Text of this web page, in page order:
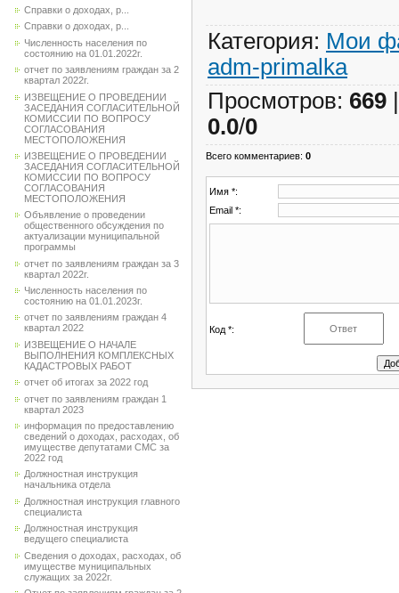
Справки о доходах, р...
Справки о доходах, р...
Численность населения по
состоянию на 01.01.2022г.
отчет по заявлениям граждан за 2
квартал 2022г.
ИЗВЕЩЕНИЕ О ПРОВЕДЕНИИ
ЗАСЕДАНИЯ СОГЛАСИТЕЛЬНОЙ
КОМИССИИ ПО ВОПРОСУ
СОГЛАСОВАНИЯ
МЕСТОПОЛОЖЕНИЯ
ИЗВЕЩЕНИЕ О ПРОВЕДЕНИИ
ЗАСЕДАНИЯ СОГЛАСИТЕЛЬНОЙ
КОМИССИИ ПО ВОПРОСУ
СОГЛАСОВАНИЯ
МЕСТОПОЛОЖЕНИЯ
Объявление о проведении
общественного обсуждения по
актуализации муниципальной
программы
отчет по заявлениям граждан за 3
квартал 2022г.
Численность населения по
состоянию на 01.01.2023г.
отчет по заявлениям граждан 4
квартал 2022
ИЗВЕЩЕНИЕ О НАЧАЛЕ
ВЫПОЛНЕНИЯ КОМПЛЕКСНЫХ
КАДАСТРОВЫХ РАБОТ
отчет об итогах за 2022 год
отчет по заявлениям граждан 1
квартал 2023
информация по предоставлению
сведений о доходах, расходах, об
имуществе депутатами СМС за
2022 год
Должностная инструкция
начальника отдела
Должностная инструкция главного
специалиста
Должностная инструкция
ведущего специалиста
Сведения о доходах, расходах, об
имуществе муниципальных
служащих за 2022г.
Категория: Мои
adm-primalka
Просмотров: 669
0.0/0
Всего комментариев: 0
Имя *:
Email *:
Код *: